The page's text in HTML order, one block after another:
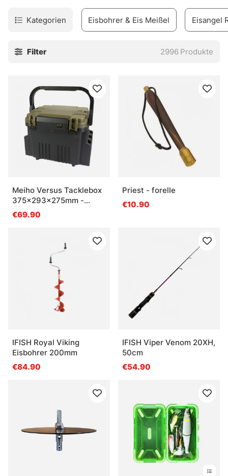
» Zurück zu Angelmethoden
Häufige Fragen zum Eisangeln
Was ist beim Eisangeln die wichtigste
Ausrüstung?
Was ist der Vorteil von kleinen Ködern beim
Was ist beim Angeln auf dem Eis
sicherheitsrelevant?
Kategorien Eisbohrer & Eis Meißel Eisangel
Filter 2996 Produkte
Meiho Versus Tacklebox
375x293x275mm -
Green
€69.90
Priest - forelle
€10.90
IFISH Royal Viking
Eisbohrer 200mm
€84.90
IFISH Viper Venom 20XH,
50cm
€54.90